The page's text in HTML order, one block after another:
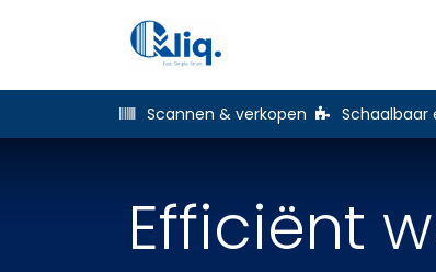
Scannen & verkopen Schaalbaar
Efficiënt